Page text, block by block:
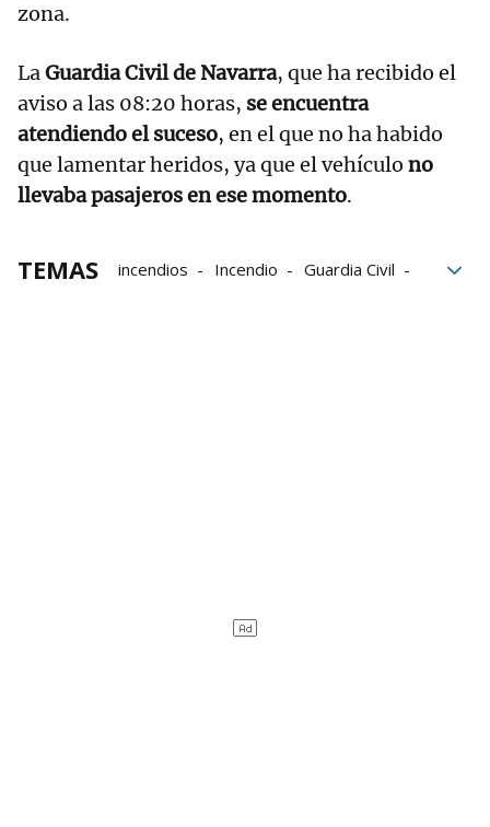
zona.
LaGuardia Civil de Navarra, que ha recibido el
aviso a las 08:20 horas, se encuentra
atendiendo el suceso, en el que no ha habido
que lamentar heridos, ya que el vehículo no
llevaba pasajeros en ese momento.
TEMAS incendios Incendio
Guardia Civil